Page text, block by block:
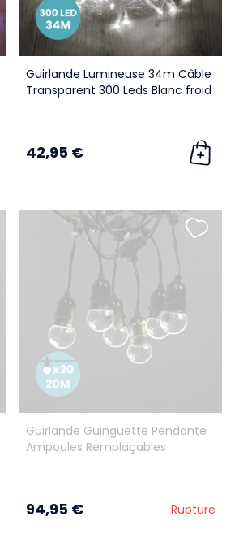
Guirlande Lumineuse 34m Câble
Transparent 300 Leds Blanc froid
42,95 €
Guirlande Guinguette Pendante
Ampoules Remplaçables
94,95 € Rupture